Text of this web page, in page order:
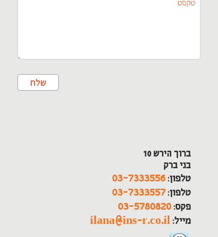
ברוך הירש 10
בני ברק
טלפון: 03-7333556
טלפון: 03-7333557
פקס: 03-5780820
מייל: ilana@ins-r.co.il